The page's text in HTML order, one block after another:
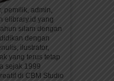
pemilik, admin,
elibrary.id yang
silam dengan
dengan
ilustrator,
yang terus tetap
sejak 1999
di CBM Studio